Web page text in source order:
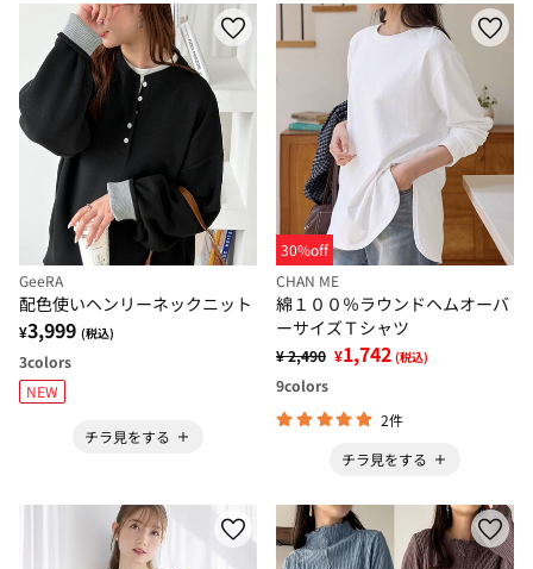
GeeRA
配色使いヘンリーネックニット
¥3,999 (税込)
3colors
NEW
チラ見をする
30%off
CHAN ME
綿１００％ラウンドヘムオーバ
ーサイズＴシャツ
¥ 2,490 ¥1,742 (税込)
9colors
2件
チラ見をする